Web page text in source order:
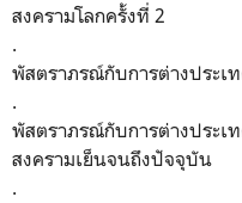
สงครามโลกครั้งที่ 2
.
พัสตราภรณ์กับการต่างประเ
.
พัสตราภรณ์กับการต่างประ
สงครามเย็นจนถึงปัจจุบัน
.